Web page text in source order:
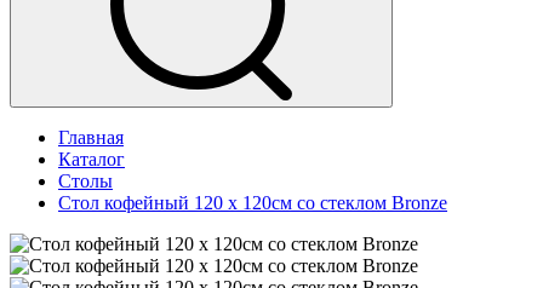
Главная
Каталог
Столы
Стол кофейный 120 х 120см со стеклом Bronze